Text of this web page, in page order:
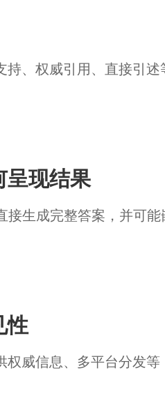
持、权威引用、直接引述
呈现结果
接生成完整答案，并可
性
权威信息、多平台分发